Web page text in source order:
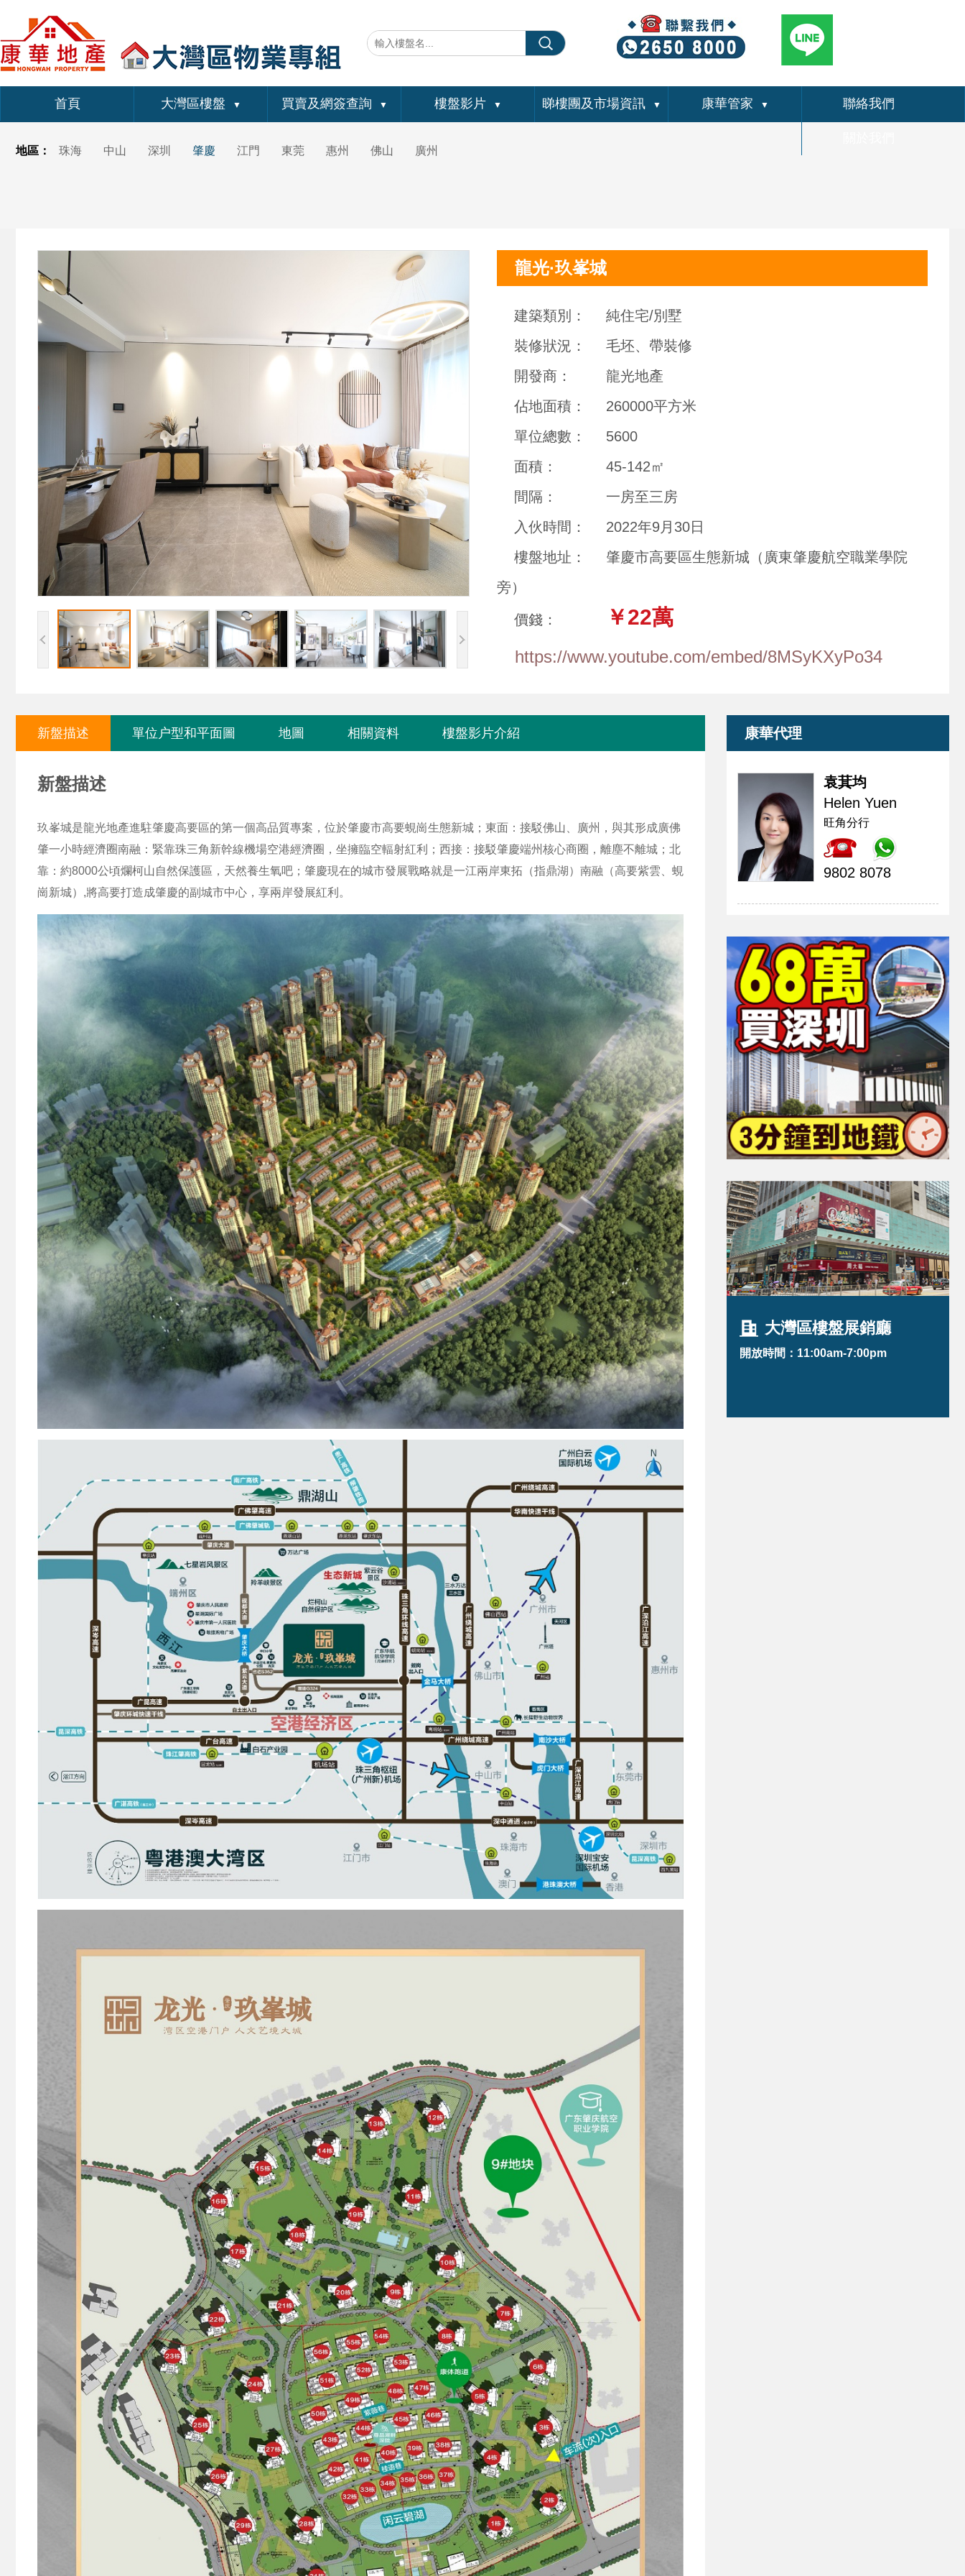
首頁 大灣區樓盤 ▼ 買賣及網簽查詢 ▼ 樓盤影片 ▼ 睇樓團及市場資訊 ▼ 康華管家 ▼ 聯絡我們
地區： 珠海 中山 深圳 肇慶 江門 東莞 惠州 佛山 廣州
龍光·玖峯城
建築類別：
純住宅/別墅
裝修狀況：
毛坯、帶裝修
開發商：
龍光地產
佔地面積：
260000平方米
單位總數：
5600
面積：
45-142㎡
間隔：
一房至三房
入伙時間：
2022年9月30日
樓盤地址：
肇慶市高要區生態新城（廣東肇慶航空職業學院
旁）
價錢： ￥22萬
https://www.youtube.com/embed/8MSyKXyPo34
新盤描述 單位户型和平面圖 地圖 相關資料 樓盤影片介紹
新盤描述
玖峯城是龍光地產進駐肇慶高要區的第一個高品質專案，位於肇慶市高要蜆崗生態新城；東面：接駁佛山、廣州，與其形成廣佛
肇一小時經濟圈南融：緊靠珠三角新幹線機場空港經濟圈，坐擁臨空輻射紅利；西接：接駁肇慶端州核心商圈，離塵不離城；北
靠：約8000公頃爛柯山自然保護區，天然養生氧吧；肇慶現在的城市發展戰略就是一江兩岸東拓（指鼎湖）南融（高要紫雲、蜆
崗新城）,將高要打造成肇慶的副城市中心，享兩岸發展紅利。
康華代理
袁萁均
Helen Yuen
旺角分行
9802 8078
大灣區樓盤展銷廳
開放時間：11:00am-7:00pm